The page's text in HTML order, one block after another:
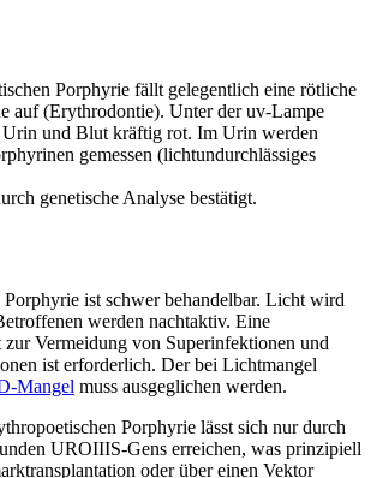
Porphyrie fällt gelegentlich eine rötliche
auf (Erythrodontie). Unter der uv-Lampe
Urin und Blut kräftig rot. Im Urin werden
gemessen (lichtundurchlässiges
genetische Analyse bestätigt.
ist schwer behandelbar. Licht wird
werden nachtaktiv. Eine
Vermeidung von Superinfektionen und
ist erforderlich. Der bei Lichtmangel
Mangel muss ausgeglichen werden.
Porphyrie lässt sich nur durch
UROIIIS-Gens erreichen, was prinzipiell
oder über einen Vektor